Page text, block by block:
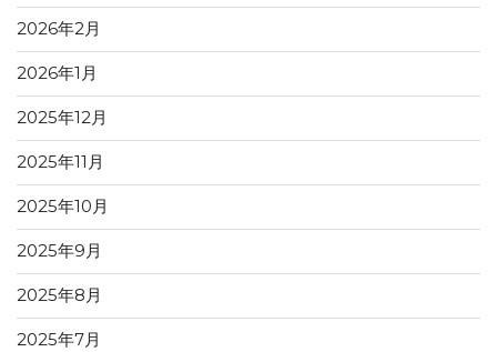
2026年2月
2026年1月
2025年12月
2025年11月
2025年10月
2025年9月
2025年8月
2025年7月